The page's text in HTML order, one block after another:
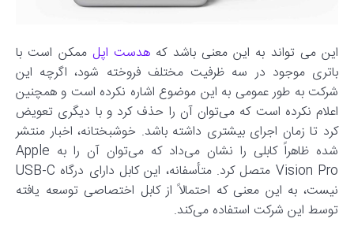
این می تواند به این معنی باشد که هدست اپل ممکن است با
باتری موجود در سه ظرفیت مختلف فروخته شود، اگرچه این
شرکت به طور عمومی به این موضوع اشاره نکرده است و همچنین
اعلام نکرده است که می‌توان آن را حذف کرد و با دیگری تعویض
کرد تا زمان اجرای بیشتری داشته باشد. خوشبختانه، اخبار منتشر
شده ظاهراً کابلی را نشان می‌داد که می‌توان آن را به Apple
Vision Pro متصل کرد. متأسفانه، این کابل دارای درگاه USB-C
نیست، به این معنی که احتمالاً از کابل اختصاصی توسعه یافته
توسط این شرکت استفاده می‌کند.